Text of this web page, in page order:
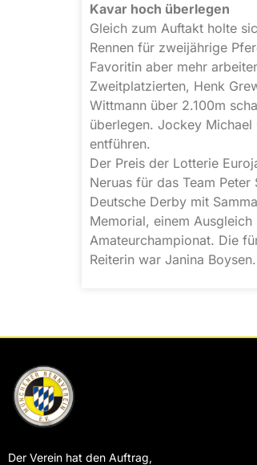
Kavar hoch überlegen
Gleich zum Auftakt holte
Rennen für zweijährige
Favoritin aber mehr
Zweitplatzierten, Henk
Wittmann über 2.100m
überlegen. Jockey Michael
entführen.
Der Preis der Lotterie
Neruas für das Team
Deutsche Derby mit
Memorial, einem
Amateurchampionat. Die
Reiterin war Janina Boysen.
Der Verein hat den Auftrag,